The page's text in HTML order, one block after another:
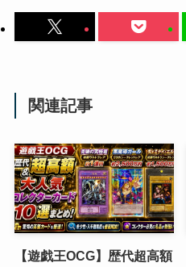
関連記事
【遊戯王OCG】歴代超高額